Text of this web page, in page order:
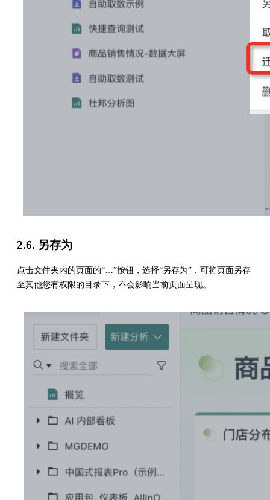
2.6. 另存为
点击文件夹内的页面的“…”按钮，选择“另存为”，可将页面另存
至其他您有权限的目录下，不会影响当前页面呈现。